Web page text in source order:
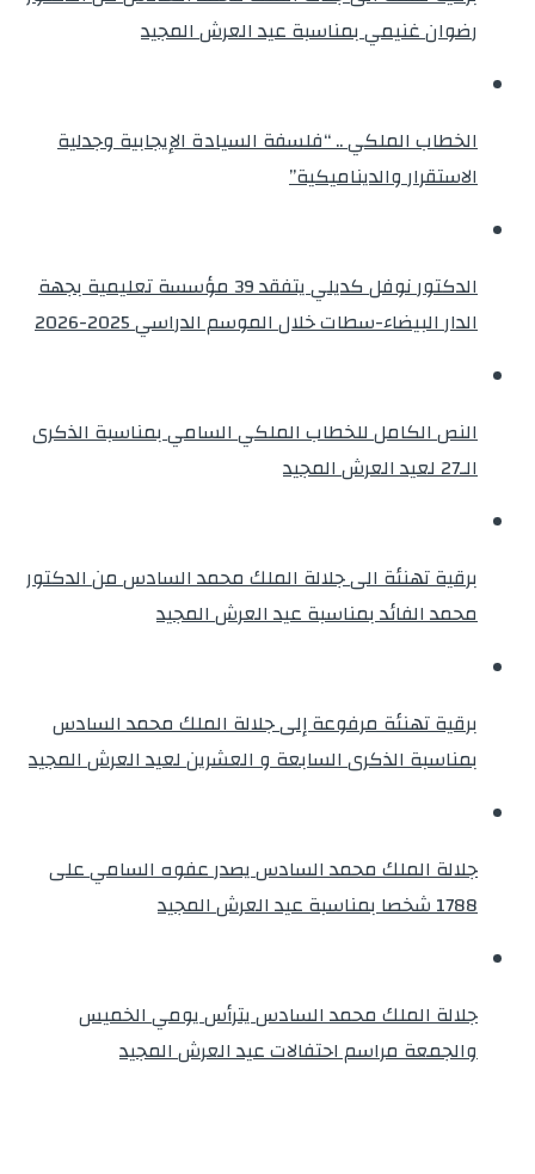
رضوان غنيمي بمناسبة عيد العرش المجيد
الخطاب الملكي .. “فلسفة السيادة الإيجابية وجدلية
الاستقرار والديناميكية”
الدكتور نوفل كديلي يتفقد 39 مؤسسة تعليمية بجهة
الدار البيضاء-سطات خلال الموسم الدراسي 2025-2026
النص الكامل للخطاب الملكي السامي بمناسبة الذكرى
الـ27 لعيد العرش المجيد
برقية تهنئة الى جلالة الملك محمد السادس من الدكتور
محمد الفائد بمناسبة عيد العرش المجيد
برقية تهنئة مرفوعة إلى جلالة الملك محمد السادس
بمناسبة الذكرى السابعة و العشرين لعيد العرش المجيد
جلالة الملك محمد السادس يصدر عفوه السامي على
1788 شخصا بمناسبة عيد العرش المجيد
جلالة الملك محمد السادس يترأس يومي الخميس
والجمعة مراسم احتفالات عيد العرش المجيد